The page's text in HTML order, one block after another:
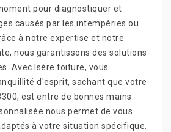
pour diagnostiquer et
causés par les intempéries ou
à notre expertise et notre
nous garantissons des solutions
Avec Isère toiture, vous
d'esprit, sachant que votre
est entre de bonnes mains.
nous permet de vous
à votre situation spécifique.